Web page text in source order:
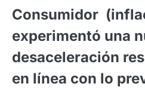
Consumidor
experimentó una
desaceleración
en línea con lo